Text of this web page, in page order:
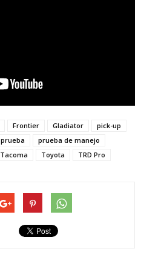
Frontier Gladiator
pick-up
prueba
prueba de manejo
Tacoma Toyota TRD Pro